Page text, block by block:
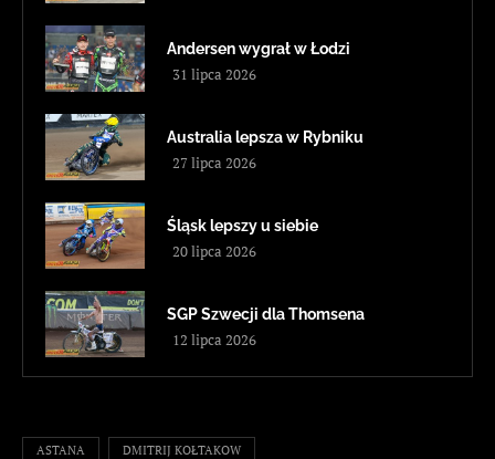
Andersen wygrał w Łodzi
31 lipca 2026
Australia lepsza w Rybniku
27 lipca 2026
Śląsk lepszy u siebie
20 lipca 2026
SGP Szwecji dla Thomsena
12 lipca 2026
ASTANA DMITRIJ KOŁTAKOW